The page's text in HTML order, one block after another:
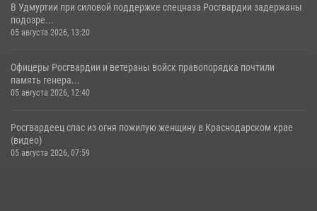
В Удмуртии при силовой поддержке спецназа Росгвардии задержаны
подозре...
05 августа 2026, 13:20
Офицеры Росгвардии и ветераны войск правопорядка почтили
память генера...
05 августа 2026, 12:40
Росгвардеец спас из огня пожилую женщину в Краснодарском крае
(видео)
05 августа 2026, 07:59